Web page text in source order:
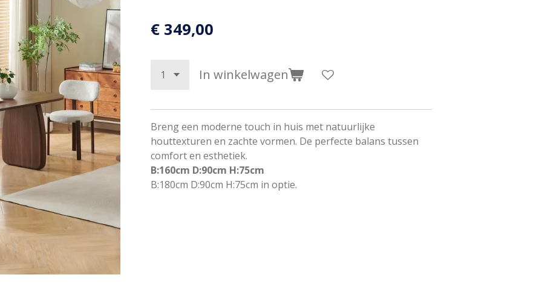
€ 349,00
In winkelwagen
Breng een moderne touch in huis met natuurlijke
houttexturen en zachte vormen. De perfecte balans tussen
comfort en esthetiek.
B:160cm D:90cm H:75cm
B:180cm D:90cm H:75cm in optie.